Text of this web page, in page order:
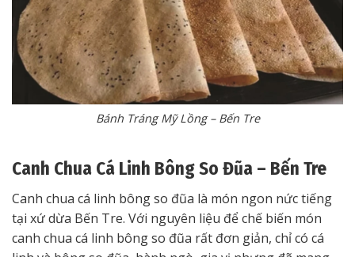
Bánh Tráng Mỹ Lồng – Bến Tre
Canh Chua Cá Linh Bông So Đũa – Bến Tre
Canh chua cá linh bông so đũa là món ngon nức tiếng
tại xứ dừa Bến Tre. Với nguyên liệu để chế biến món
canh chua cá linh bông so đũa rất đơn giản, chỉ có cá